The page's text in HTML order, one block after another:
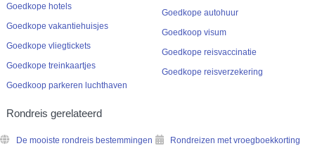
Goedkope hotels
Goedkope vakantiehuisjes
Goedkope vliegtickets
Goedkope treinkaartjes
Goedkoop parkeren luchthaven
Goedkope autohuur
Goedkoop visum
Goedkope reisvaccinatie
Goedkope reisverzekering
Rondreis gerelateerd
De mooiste rondreis bestemmingen Rondreizen met vroegboekkorting